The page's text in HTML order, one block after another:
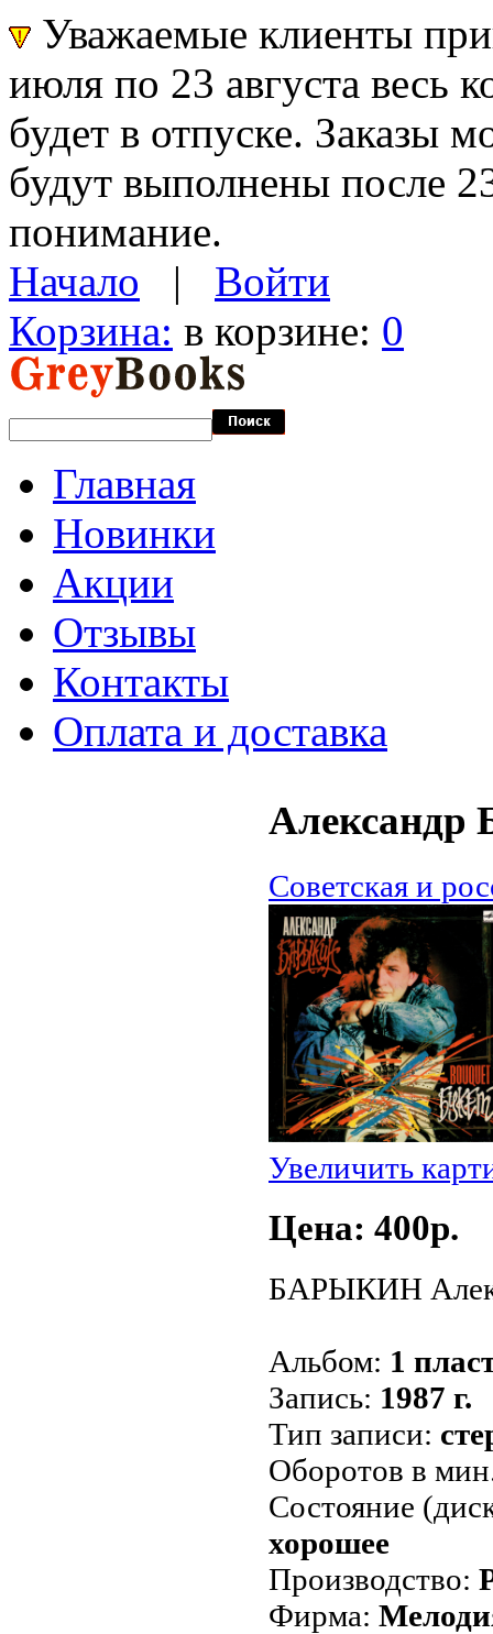
Уважаемые клиенты
июля по 23 августа весь
будет в отпуске. Заказы
будут выполнены после
понимание.
Начало | Войти
Корзина: в корзине: 0
Главная
Новинки
Акции
Отзывы
Контакты
Оплата и доставка
Александр
Советская и
Увеличить
Цена: 400p.
БАРЫКИН
Альбом: 1
Запись: 1987 г.
Тип записи:
Оборотов в
Состояние
хорошее
Производство:
Фирма: